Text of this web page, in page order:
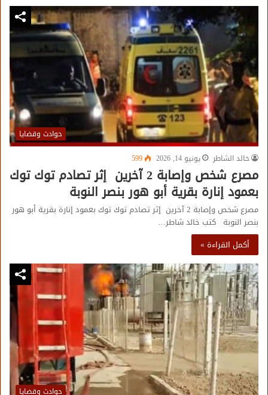
حوادث وقضايا
خالد الشاطر
يونيو 14, 2026 599
مصرع شخص وإصابة 2 آخرين إثر تصادم توك توك
بعمود إنارة بقرية أبو هور بنصر النوبة
مصرع شخص وإصابة 2 آخرين إثر تصادم توك توك بعمود إنارة بقرية أبو هور
بنصر النوبة كتب خالد شاطر…
أكمل القراءة »
حوادث وقضايا